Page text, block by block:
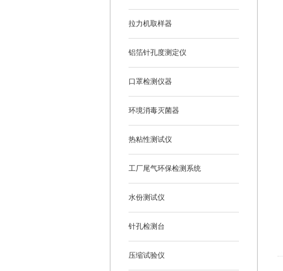
质
拉力机取样器
铝箔针孔度测定仪
口罩检测仪器
环境消毒灭菌器
热粘性测试仪
工厂尾气环保检测系统
水份测试仪
针孔检测台
压缩试验仪